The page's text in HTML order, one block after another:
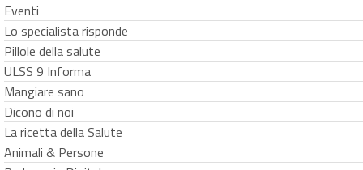
Eventi
Lo specialista risponde
Pillole della salute
ULSS 9 Informa
Mangiare sano
Dicono di noi
La ricetta della Salute
Animali & Persone